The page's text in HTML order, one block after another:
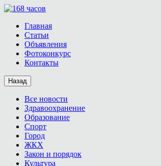
Главная
Статьи
Объявления
Фотоконкурс
Контакты
Назад
Все новости
Здравоохранение
Образование
Спорт
Город
ЖКХ
Закон и порядок
Культура